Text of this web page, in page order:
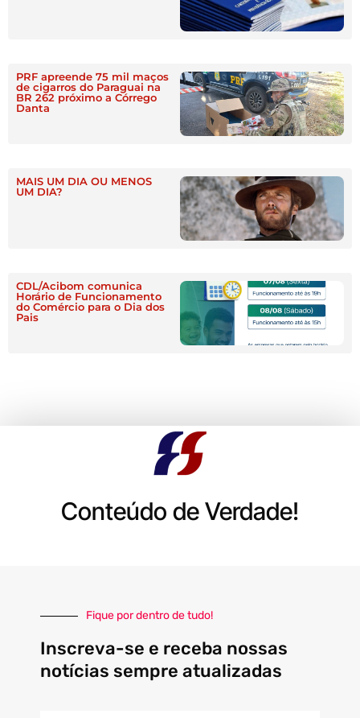
PRF apreende 75 mil maços
de cigarros do Paraguai na
BR 262 próximo a Córrego
Danta
MAIS UM DIA OU MENOS
UM DIA?
CDL/Acibom comunica
Horário de Funcionamento
do Comércio para o Dia dos
Pais
Conteúdo de Verdade!
Fique por dentro de tudo!
Inscreva-se e receba nossas
notícias sempre atualizadas